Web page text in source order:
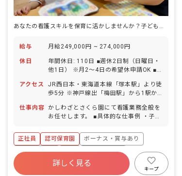
あなたの看護スキルを保育に活かしませんか？子どもたちの笑顔を守る仕事
給与 月給249,000円 ~ 274,000円
休日
年間休日: 110日 ■週休2日制（日曜日・
他1日） ※月2～4日の希望休申請OK ■
休暇（6日間） ■有給休暇（取得率ほぼ
100％／入職日より10日付与／半日単位
から取得可能） ■産前産後・育児休暇
（取得率100％・復帰率100％） ■介
アクセス
JR西日本・東海道本線「塚本駅」より徒
歩5分 ※神戸線出「梅田駅」から1駅か
マイカー・バイク・自転車通勤可（無料
駐輪場完備／駐車場は自己手配） ・徒歩
か、徒歩圏内に公園もある便利な立地で
す。 ・北は高槻方面から、東は東大阪
市、西は尼崎市、大阪市内では住吉区、
此花区、淀川区、北区とアクセス良好な
ので多方面から職員が通っています。
仕事内容
かしわざとさくら園にて看護業務全般を
お任せします。 ■具体的な仕事例 ・子ど
助 ・ほけんだよりの作成 ・怪我の応急
処置や病院の付き添い など ※定員100
名（（0歳6名、1歳14名、2歳14名、3
歳22名、4歳22名、5歳22名）
正社員 認可保育園
ボーナス・賞与あり
社会保険完備
有給
福利厚生充実
残業少なめ
産休育休制度
詳しく見る
キープ